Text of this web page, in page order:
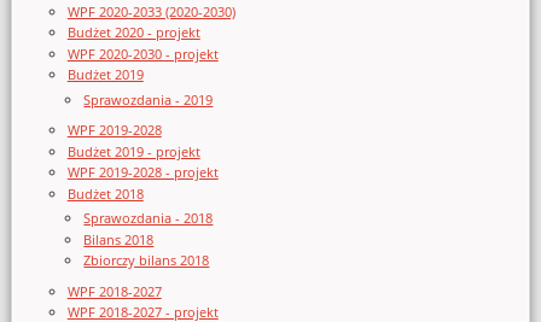
WPF 2020-2033 (2020-2030)
Budżet 2020 - projekt
WPF 2020-2030 - projekt
Budżet 2019
Sprawozdania - 2019
WPF 2019-2028
Budżet 2019 - projekt
WPF 2019-2028 - projekt
Budżet 2018
Sprawozdania - 2018
Bilans 2018
Zbiorczy bilans 2018
WPF 2018-2027
WPF 2018-2027 - projekt